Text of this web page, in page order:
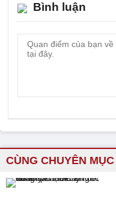
Bình luận
CÙNG CHUYÊN MỤC